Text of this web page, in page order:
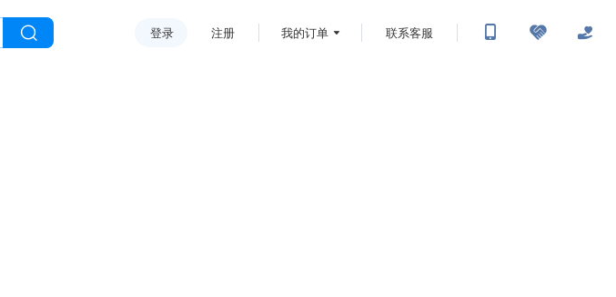
登录 注册 我的订单 联系客服